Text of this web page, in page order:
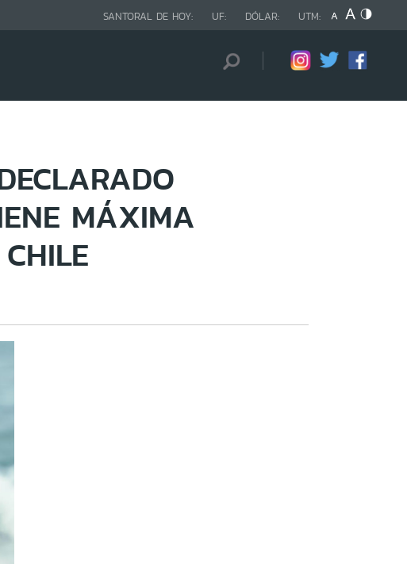
SANTORAL DE HOY: UF: DÓLAR: UTM:
MÁXIMA